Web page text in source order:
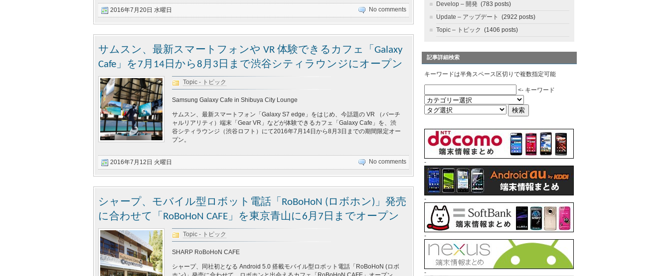
2016年7月20日 水曜日 No comments
サムスン、最新スマートフォンや VR 体験できるカフェ「Galaxy
Cafe」を7月14日から8月3日まで渋谷シティラウンジにオープン
Topic - トピック
Samsung Galaxy Cafe in Shibuya City Lounge
サムスン、最新スマートフォン「Galaxy S7 edge」をはじめ、今話題の VR （バーチ
ャルリアリティ）端末「Gear VR」などが体験できるカフェ「Galaxy Cafe」を、渋
谷シティラウンジ（渋谷ロフト）にて2016年7月14日から8月3日までの期間限定オー
プン。
2016年7月12日 火曜日 No comments
シャープ、モバイル型ロボット電話「RoBoHoN (ロボホン)」発売
に合わせて「RoBoHoN CAFE」を東京青山に6月7日までオープン
Topic - トピック
SHARP RoBoHoN CAFE
シャープ、同社初となる Android 5.0 搭載モバイル型ロボット電話「RoBoHoN (ロボ
Develop – 開発 (783 posts)
Update – アップデート
(2922 posts)
Topic – トピック (1406 posts)
記事詳細検索
キーワードは半角スペース区切りで複数指定可能
<- キーワード
-
-
-
-